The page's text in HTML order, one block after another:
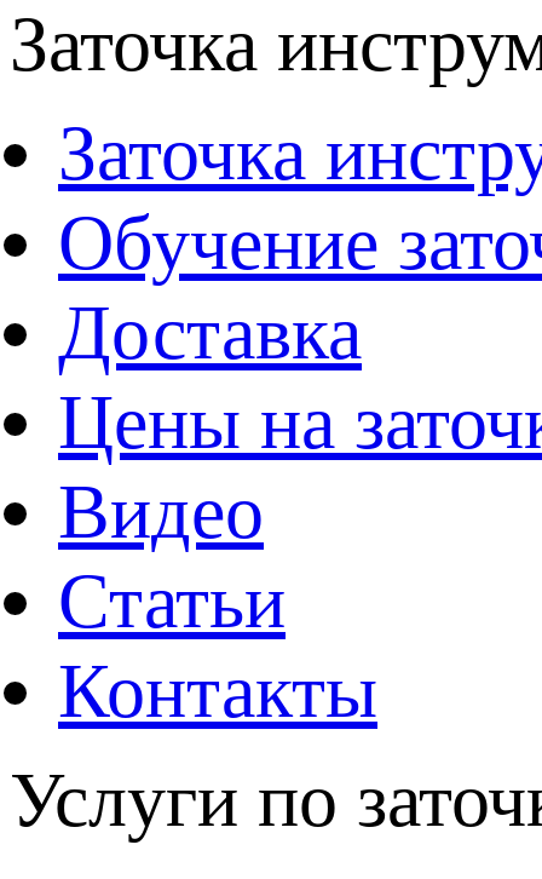
Заточка
Заточка
Обучение
Доставка
Цены на
Видео
Статьи
Контакты
Услуги по